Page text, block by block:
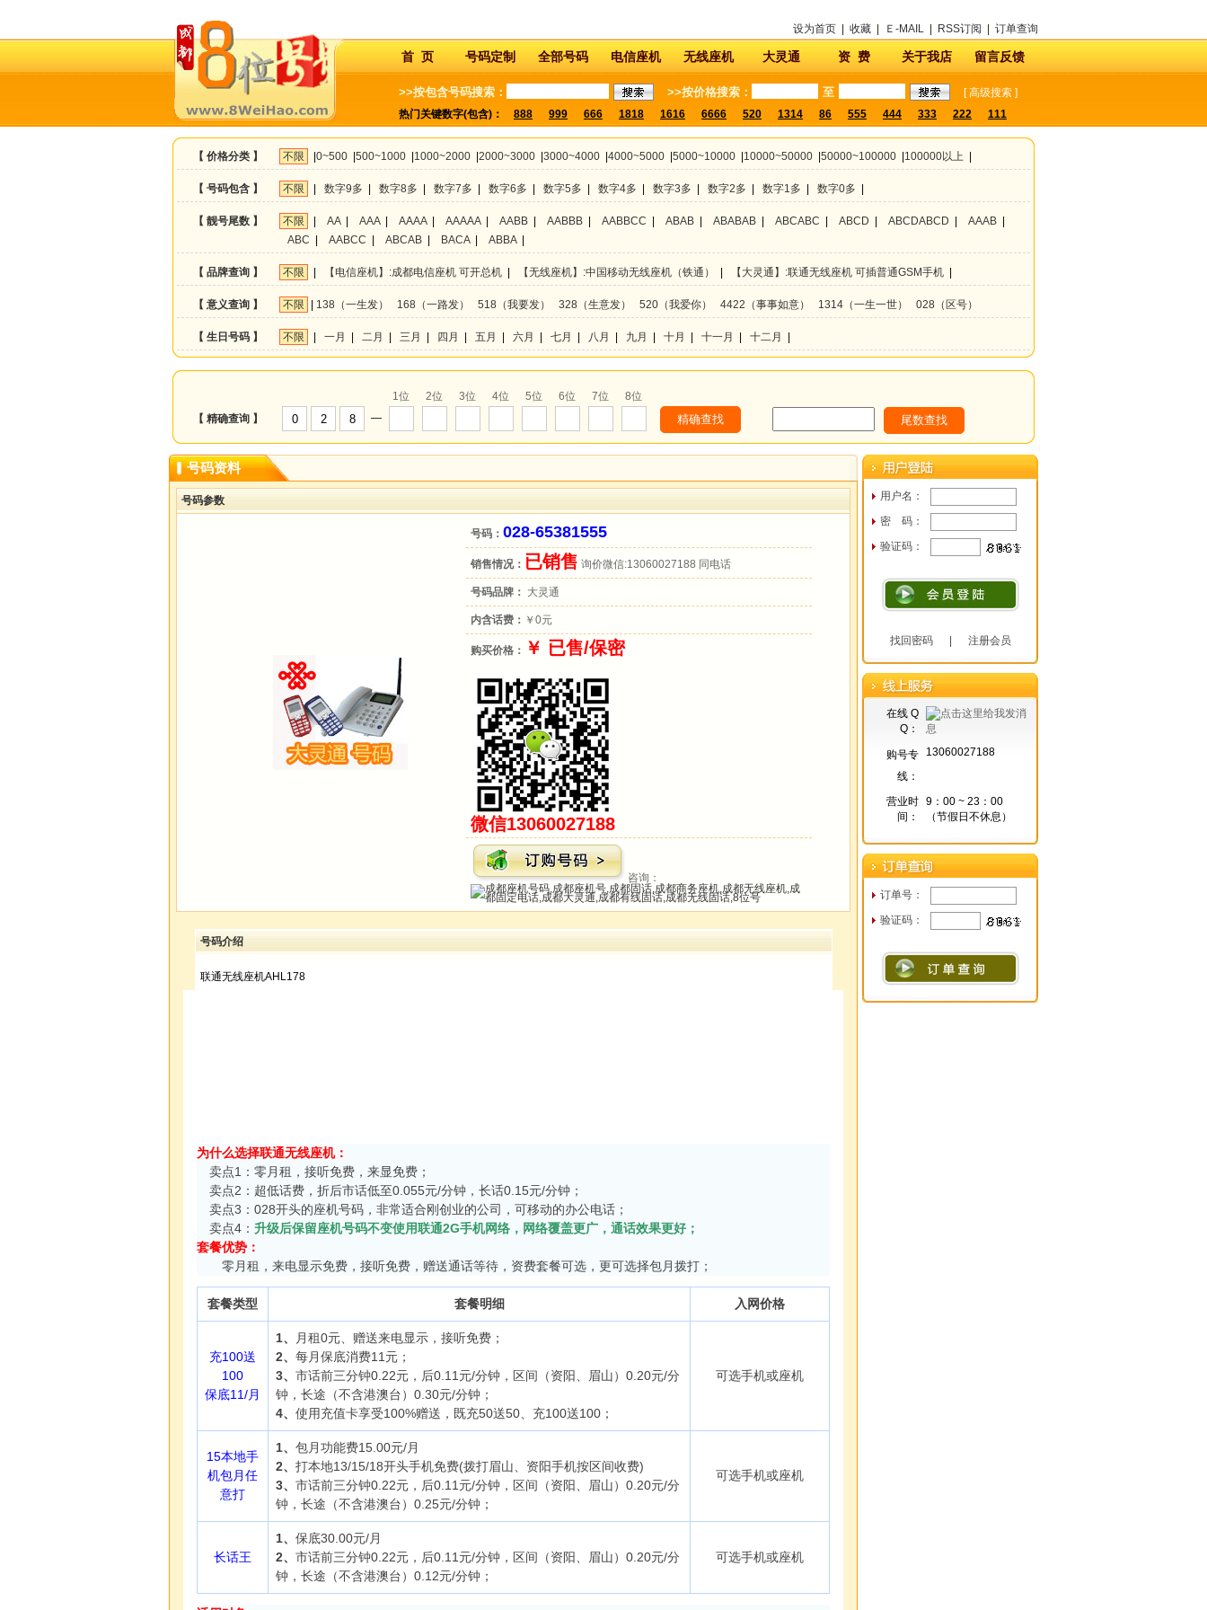
设为首页 收藏 Ｅ-MAIL RSS订阅 订单查询
首 页 号码定制 全部号码 电信座机 无线座机 大灵通 资 费 关于我店 留言反馈
>>按包含号码搜索： >>按价格搜索： 至 [高级搜索 ]
热门关键数字(包含)： 888 999 666 1818 1616 6666 520 1314 86 555 444 333 222 111
【 价格分类 】 不限 0~500 500~1000 1000~2000 2000~3000 3000~4000 4000~5000 5000~10000 10000~50000 50000~100000 100000以上
【 号码包含 】 不限 数字9多 数字8多 数字7多 数字6多 数字5多 数字4多 数字3多 数字2多 数字1多 数字0多
【 靓号尾数 】 不限 AA| AAA| AAAA| AAAAA| AABB AABBB AABBCC ABAB ABABAB ABCABC ABCD ABCDABCD AAAB
ABC
AABCC ABCAB BACA| ABBA|
【 品牌查询 】 不限 【电信座机】:成都电信座机 可开总机 【无线座机】:中国移动无线座机（铁通） 【大灵通】:联通无线座机 可插普通GSM手机
【 意义查询 】 不限 138（一生发） 168（一路发） 518（我要发） 328（生意发） 520（我爱你） 4422（事事如意） 1314（一生一世） 028（区号）
【 生日号码 】 不限 一月 二月 三月 四月 五月 六月 七月 八月 九月 十月 十一月 十二月
【 精确查询 】 —
1位 2位 3位 4位 5位 6位 7位 8位
号码资料
号码参数
号码： 028-65381555
销售情况： 已销售 询价微信:13060027188 同电话
号码品牌： 大灵通
内含话费： ￥0元
购买价格： ￥ 已售/保密
微信13060027188
咨询：
号码介绍
联通无线座机AHL178
为什么选择联通无线座机：
卖点1：零月租，接听免费，来显免费；
卖点2：超低话费，折后市话低至0.055元/分钟，长话0.15元/分钟；
卖点3：028开头的座机号码，非常适合刚创业的公司，可移动的办公电话；
卖点4： 升级后保留座机号码不变使用联通2G手机网络，网络覆盖更广，通话效果更好；
套餐优势：
零月租，来电显示免费，接听免费，赠送通话等待，资费套餐可选，更可选择包月拨打；
套餐类型 套餐明细 入网价格
充100送
100
保底11/月
1、
月租0元、赠送来电显示，接听免费；
2、 每月保底消费11元；
3、 市话前三分钟0.22元，后0.11元/分钟，区间（资阳、眉山）0.20元/分
钟，长途（不含港澳台）0.30元/分钟；
4、 使用充值卡享受100%赠送，既充50送50、充100送100；
可选手机或座机
15本地手
机包月任
意打
1、 包月功能费15.00元/月
2、 打本地13/15/18开头手机免费(拨打眉山、资阳手机按区间收费)
3、 市话前三分钟0.22元，后0.11元/分钟，区间（资阳、眉山）0.20元/分
钟，长途（不含港澳台）0.25元/分钟；
可选手机或座机
长话王
1、 保底30.00元/月
2、 市话前三分钟0.22元，后0.11元/分钟，区间（资阳、眉山）0.20元/分
钟，长途（不含港澳台）0.12元/分钟；
可选手机或座机
用户名：
密 码：
验证码：
找回密码| 注册会员
在线 Q
Q：
购号专
线：
13060027188
营业时
间：
9：00 ~ 23：00
（节假日不休息）
订单号：
验证码：